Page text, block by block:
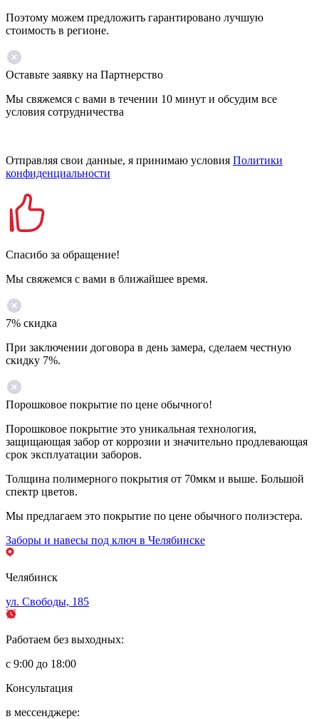
Поэтому можем предложить гарантировано лучшую
стоимость в регионе.
Оставьте заявку на Партнерство
Мы свяжемся с вами в течении 10 минут и обсудим все
условия сотрудничества
Отправляя свои данные, я принимаю условия Политики
конфиденциальности
Спасибо за обращение!
Мы свяжемся с вами в ближайшее время.
7% скидка
При заключении договора в день замера, сделаем честную
скидку 7%.
Порошковое покрытие по цене обычного!
Порошковое покрытие это уникальная технология,
защищающая забор от коррозии и значительно продлевающая
срок эксплуатации заборов.
Толщина полимерного покрытия от 70мкм и выше. Большой
спектр цветов.
Мы предлагаем это покрытие по цене обычного полиэстера.
Заборы и навесы под ключ в Челябинске
Челябинск
ул. Свободы, 185
Работаем без выходных:
с 9:00 до 18:00
Консультация
в мессенджере: